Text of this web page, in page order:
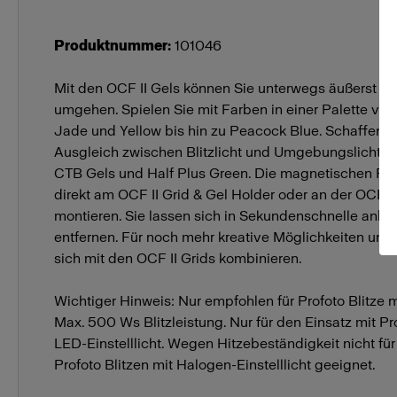
Produktnummer: 101046
Mit den OCF II Gels können Sie unterwegs äußerst
umgehen. Spielen Sie mit Farben in einer Palette
Jade und Yellow bis hin zu Peacock Blue. Schaffen
Ausgleich zwischen Blitzlicht und Umgebungslicht
CTB Gels und Half Plus Green. Die magnetischen
direkt am OCF II Grid & Gel Holder oder an der OCF II
montieren. Sie lassen sich in Sekundenschnelle
entfernen. Für noch mehr kreative Möglichkeiten
sich mit den OCF II Grids kombinieren.
Wichtiger Hinweis: Nur empfohlen für Profoto Blitze
Max. 500 Ws Blitzleistung. Nur für den Einsatz mit
LED-Einstelllicht. Wegen Hitzebeständigkeit nicht
Profoto Blitzen mit Halogen-Einstelllicht geeignet.